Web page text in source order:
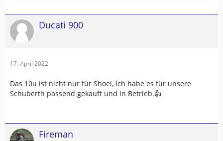
Ducati 900
17. April 2022
Das 10u ist nicht nur für Shoei, Ich habe es für unsere
Schuberth passend gekauft und in Betrieb.👍
Fireman